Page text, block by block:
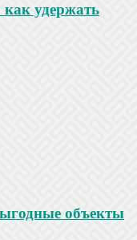
удержать
объекты